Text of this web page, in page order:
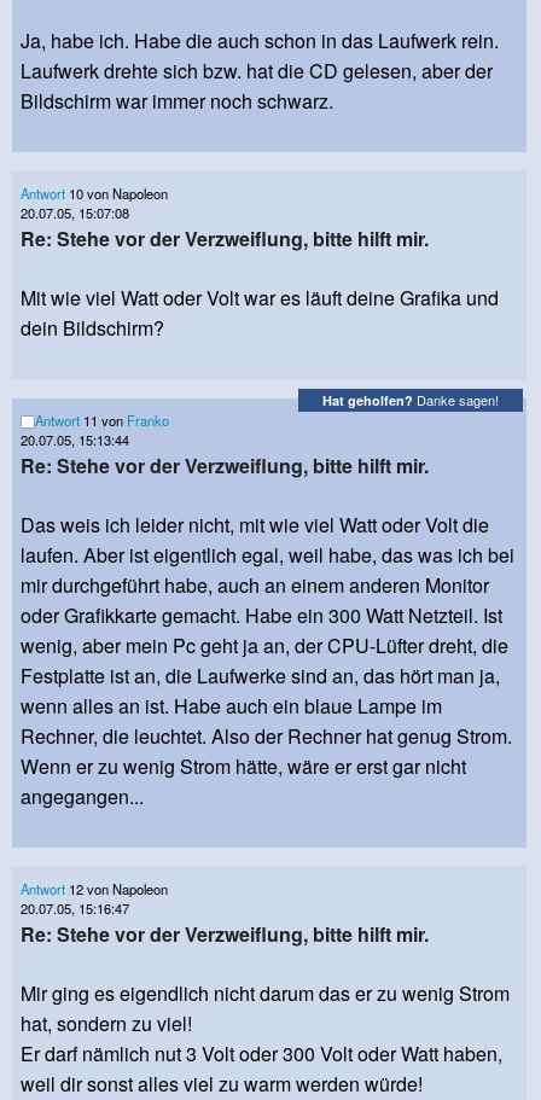
Ja, habe ich. Habe die auch schon in das Laufwerk rein.
Laufwerk drehte sich bzw. hat die CD gelesen, aber der
Bildschirm war immer noch schwarz.
Antwort 10 von Napoleon
20.07.05, 15:07:08
Re: Stehe vor der Verzweiflung, bitte hilft mir.
Mit wie viel Watt oder Volt war es läuft deine Grafika und
dein Bildschirm?
Hat geholfen? Danke sagen!
Antwort 11 von Franko
20.07.05, 15:13:44
Re: Stehe vor der Verzweiflung, bitte hilft mir.
Das weis ich leider nicht, mit wie viel Watt oder Volt die
laufen. Aber ist eigentlich egal, weil habe, das was ich bei
mir durchgeführt habe, auch an einem anderen Monitor
oder Grafikkarte gemacht. Habe ein 300 Watt Netzteil. Ist
wenig, aber mein Pc geht ja an, der CPU-Lüfter dreht, die
Festplatte ist an, die Laufwerke sind an, das hört man ja,
wenn alles an ist. Habe auch ein blaue Lampe im
Rechner, die leuchtet. Also der Rechner hat genug Strom.
Wenn er zu wenig Strom hätte, wäre er erst gar nicht
angegangen...
Antwort 12 von Napoleon
20.07.05, 15:16:47
Re: Stehe vor der Verzweiflung, bitte hilft mir.
Mir ging es eigendlich nicht darum das er zu wenig Strom
hat, sondern zu viel!
Er darf nämlich nut 3 Volt oder 300 Volt oder Watt haben,
weil dir sonst alles viel zu warm werden würde!